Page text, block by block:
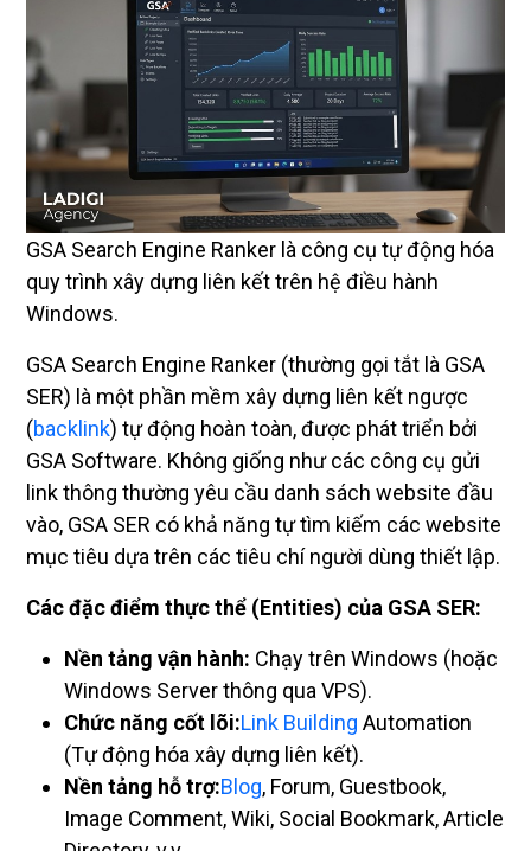
GSA Search Engine Ranker là công cụ tự động hóa
quy trình xây dựng liên kết trên hệ điều hành
Windows.
GSA Search Engine Ranker (thường gọi tắt là GSA
SER) là một phần mềm xây dựng liên kết ngược
(backlink) tự động hoàn toàn, được phát triển bởi
GSA Software. Không giống như các công cụ gửi
link thông thường yêu cầu danh sách website đầu
vào, GSA SER có khả năng tự tìm kiếm các website
mục tiêu dựa trên các tiêu chí người dùng thiết lập.
Các đặc điểm thực thể (Entities) của GSA SER:
Nền tảng vận hành: Chạy trên Windows (hoặc
Windows Server thông qua VPS).
Chức năng cốt lõi:Link Building Automation
(Tự động hóa xây dựng liên kết).
Nền tảng hỗ trợ:Blog, Forum, Guestbook,
Image Comment, Wiki, Social Bookmark, Article